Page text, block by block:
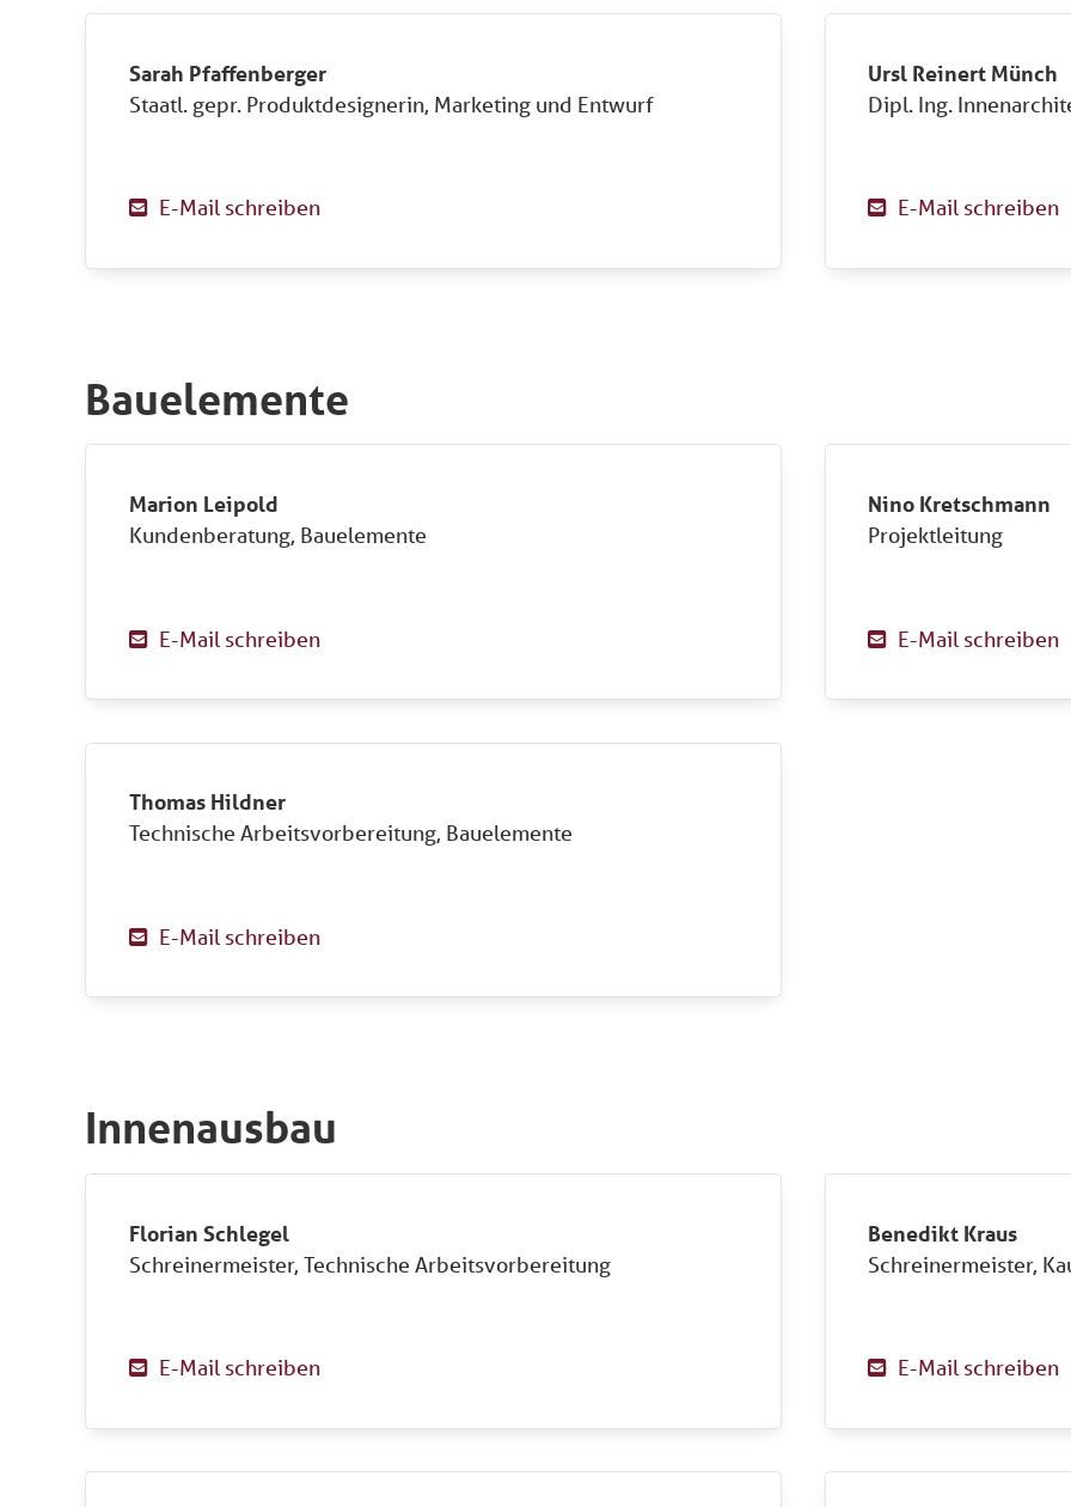
Sarah Pfaffenberger
Staatl. gepr. Produktdesignerin, Marketing und Entwurf
 E-Mail schreiben
Ursl Reinert Münch
Dipl. Ing.
 E-Mail schreiben
Bauelemente
Marion Leipold
Kundenberatung, Bauelemente
 E-Mail schreiben
Nino Kretschmann
Projektleitung
 E-Mail schreiben
Thomas Hildner
Technische Arbeitsvorbereitung, Bauelemente
 E-Mail schreiben
Innenausbau
Florian Schlegel
Schreinermeister, Technische Arbeitsvorbereitung
 E-Mail schreiben
Benedikt Kraus
Schreinermeister,
 E-Mail schreiben